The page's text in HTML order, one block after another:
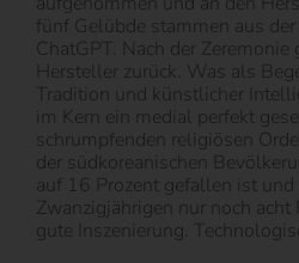
fünf Gelübde stammen aus
ChatGPT. Nach der Zeremonie
Hersteller zurück. Was als
Tradition und künstlicher
im Kern ein medial perfekt
schrumpfenden religiösen
der südkoreanischen
auf 16 Prozent gefallen ist und
Zwanzigjährigen nur noch acht
gute Inszenierung.